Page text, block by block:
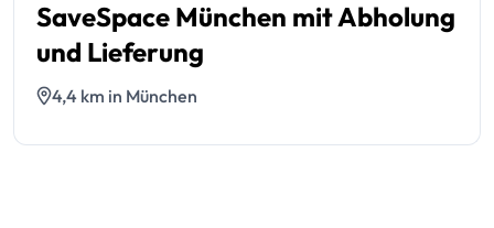
SaveSpace München mit Abholung
und Lieferung
4,4 km in München